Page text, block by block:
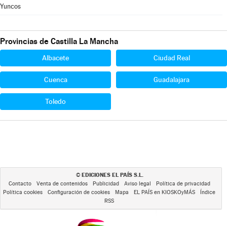
Yuncos
Provincias de Castilla La Mancha
Albacete Ciudad Real
Cuenca Guadalajara
Toledo
© EDICIONES EL PAÍS S.L.
Contacto Venta de contenidos Publicidad Aviso legal
Política de privacidad
Política cookies
Configuración de cookies Mapa EL PAÍS en KIOSKOyMÁS
Índice
RSS